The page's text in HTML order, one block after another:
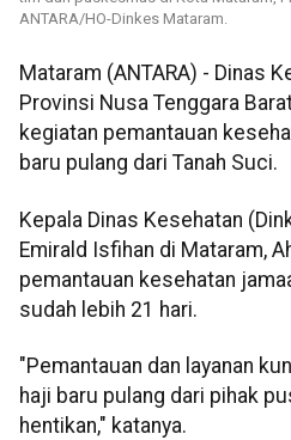
ANTARA/HO-Dinkes Mataram.
Mataram (ANTARA) - Dinas
Provinsi Nusa Tenggara
kegiatan pemantauan
baru pulang dari Tanah Suci.
Kepala Dinas Kesehatan
Emirald Isfihan di Mataram,
pemantauan kesehatan
sudah lebih 21 hari.
"Pemantauan dan layanan
haji baru pulang dari pihak
hentikan," katanya.